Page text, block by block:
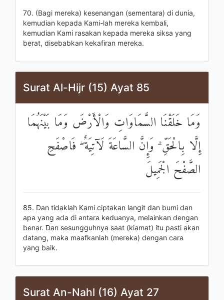
70. (Bagi mereka) kesenangan (sementara) di dunia,
kemudian kepada Kami-lah mereka kembali,
kemudian Kami rasakan kepada mereka siksa yang
berat, disebabkan kekafiran mereka.
Surat Al-Hijr (15) Ayat 85
وَمَا خَلَقْنَا السَّمَاوَاتِ وَالْأَرْضَ وَمَا بَيْنَهُمَا
إِلَّا بِالْحَقِّ ۗ وَإِنَّ السَّاعَةَ لَآتِيَةٌ ۖ فَاصْفَحِ
الصَّفْحَ الْجَمِيلَ
85. Dan tidaklah Kami ciptakan langit dan bumi dan
apa yang ada di antara keduanya, melainkan dengan
benar. Dan sesungguhnya saat (kiamat) itu pasti akan
datang, maka maafkanlah (mereka) dengan cara
yang baik.
Surat An-Nahl (16) Ayat 27